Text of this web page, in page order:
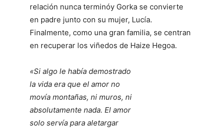
relación nunca terminóy Gorka se convierte
en padre junto con su mujer, Lucía.
Finalmente, como una gran familia, se centran
en recuperar los viñedos de Haize Hegoa.
«Si algo le había demostrado
la vida era que el amor no
movía montañas, ni muros, ni
absolutamente nada. El amor
solo servía para aletargar